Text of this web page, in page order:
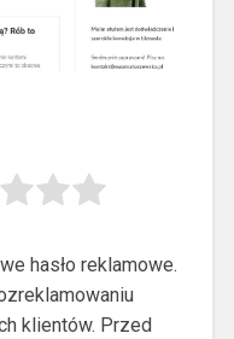
hasło reklamowe.
klientów. Przed